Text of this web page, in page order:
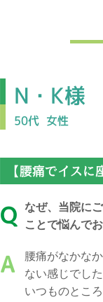
N・K様
50代 女性
【腰痛でイスに
Q
なぜ、当院に
ことで悩んで
A
腰痛がなかな
ない感じでした
いつものとこ